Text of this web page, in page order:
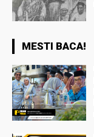
MESTI BACA!